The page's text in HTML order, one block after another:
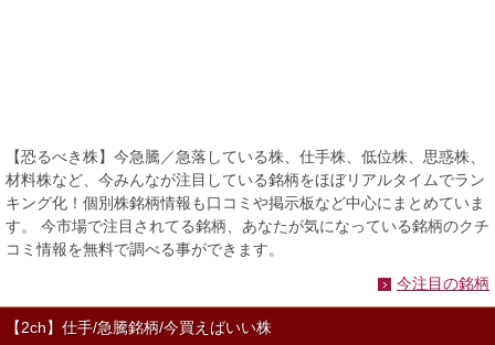
【恐るべき株】今急騰／急落している株、仕手株、低位株、思惑株、
材料株など、今みんなが注目している銘柄をほぼリアルタイムでラン
キング化！個別株銘柄情報も口コミや掲示板など中心にまとめていま
す。 今市場で注目されてる銘柄、あなたが気になっている銘柄のクチ
コミ情報を無料で調べる事ができます。
今注目の銘柄
【2ch】仕手/急騰銘柄/今買えばいい株